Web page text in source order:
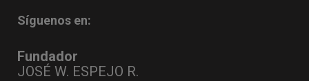
Síguenos en:
Fundador
JOSÉ W. ESPEJO R.